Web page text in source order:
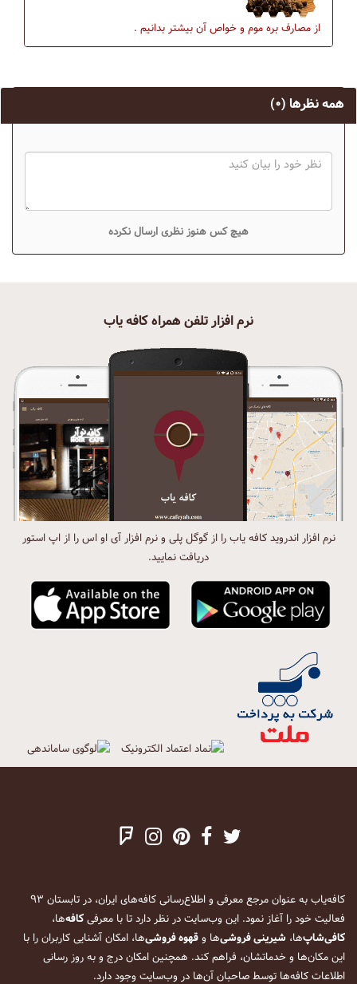
از مصارف بره موم و خواص آن بیشتر بدانیم .
همه نظرها (۰)
هیچ کس هنوز نظری ارسال نکرده
نرم افزار تلفن همراه کافه یاب
نرم افزار اندروید کافه یاب را از گوگل پلی و نرم افزار آی او اس را از اپ استور
دریافت نمایید.
کافه‌یاب به عنوان مرجع معرفی و اطلاع‌رسانی کافه‌های ایران، در تابستان ۹۳
فعالیت خود را آغاز نمود. این وب‌سایت در نظر دارد تا با معرفیکافه‌ها،
کافی‌شاپ‌ها، شیرینی فروشی‌ها وقهوه فروشی‌ها، امکان آشنایی کاربران را با
این مکان‌ها و خدماتشان، فراهم کند. همچنین امکان درج و به روز رسانی
اطلاعات کافه‌ها توسط صاحبان آن‌ها در وب‌سایت وجود دارد.